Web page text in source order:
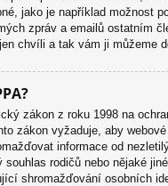
jako je například možnost
zpráv a emailů ostatním
chvíli a tak vám ji můžeme
zákon z roku 1998 na
zákon vyžaduje, aby
informace od
rodičů nebo nějaké
shromažďování osobních